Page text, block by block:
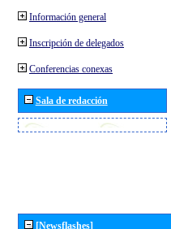
Información general
Inscripción de delegados
Conferencias conexas
Sala de redacción
[Newsflashes]